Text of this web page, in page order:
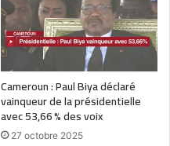
Cameroun : Paul Biya déclaré
vainqueur de la présidentielle
avec 53,66 % des voix
27 octobre 2025